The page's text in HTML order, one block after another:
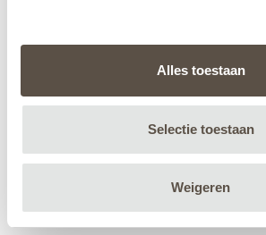
Alles toestaan
Selectie toestaan
Weigeren